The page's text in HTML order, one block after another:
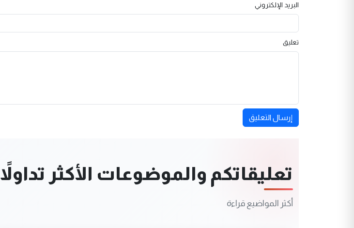
البريد الإلكتروني
تعليق
إرسال التعليق
تعليقاتكم والموضوعات الأكثر تداولاً
أكثر المواضيع قراءة